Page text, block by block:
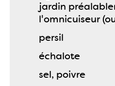
jardin
l'omnicuiseur
persil
échalote
sel, poivre